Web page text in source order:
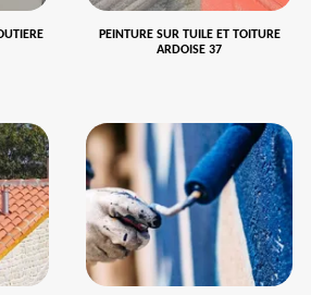
PEINTURE SUR TUILE ET TOITURE
ARDOISE 37